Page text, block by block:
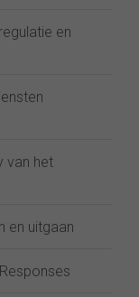
en
van het
en uitgaan